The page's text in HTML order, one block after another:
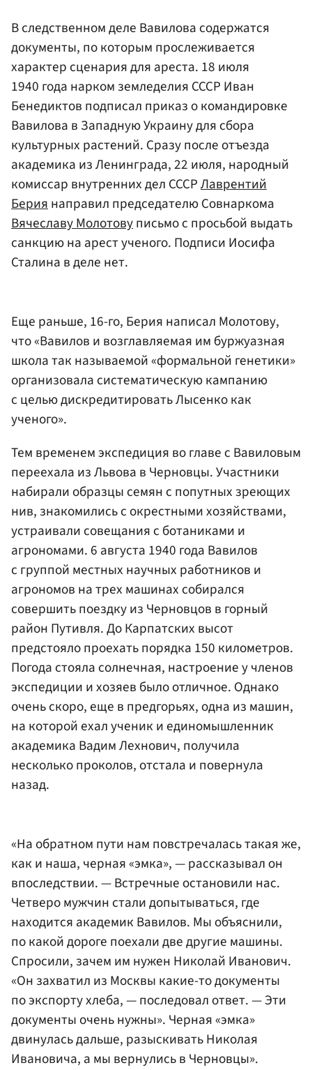
В следственном деле Вавилова содержатся
документы, по которым прослеживается
характер сценария для ареста. 18 июля
1940 года нарком земледелия СССР Иван
Бенедиктов подписал приказ о командировке
Вавилова в Западную Украину для сбора
культурных растений. Сразу после отъезда
академика из Ленинграда, 22 июля, народный
комиссар внутренних дел СССРЛаврентий
Бериянаправил председателю Совнаркома
Вячеславу Молотовуписьмо с просьбой выдать
санкцию на арест ученого. Подписи Иосифа
Сталина в деле нет.
Еще раньше, 16-го, Берия написал Молотову,
что «Вавилов и возглавляемая им буржуазная
школа так называемой «формальной генетики»
организовала систематическую кампанию
с целью дискредитировать Лысенко как
ученого».
Тем временем экспедиция во главе с Вавиловым
переехала из Львова в Черновцы. Участники
набирали образцы семян с попутных зреющих
нив, знакомились с окрестными хозяйствами,
устраивали совещания с ботаниками и
агрономами. 6 августа 1940 года Вавилов
с группой местных научных работников и
агрономов на трех машинах собирался
совершить поездку из Черновцов в горный
район Путивля. До Карпатских высот
предстояло проехать порядка 150 километров.
Погода стояла солнечная, настроение у членов
экспедиции и хозяев было отличное. Однако
очень скоро, еще в предгорьях, одна из машин,
на которой ехал ученик и единомышленник
академика Вадим Лехнович, получила
несколько проколов, отстала и повернула
назад.
«На обратном пути нам повстречалась такая же,
как и наша, черная «эмка», — рассказывал он
впоследствии. — Встречные остановили нас.
Четверо мужчин стали допытываться, где
находится академик Вавилов. Мы объяснили,
по какой дороге поехали две другие машины.
Спросили, зачем им нужен Николай Иванович.
«Он захватил из Москвы какие-то документы
по экспорту хлеба, — последовал ответ. — Эти
документы очень нужны». Черная «эмка»
двинулась дальше, разыскивать Николая
Ивановича, а мы вернулись в Черновцы».